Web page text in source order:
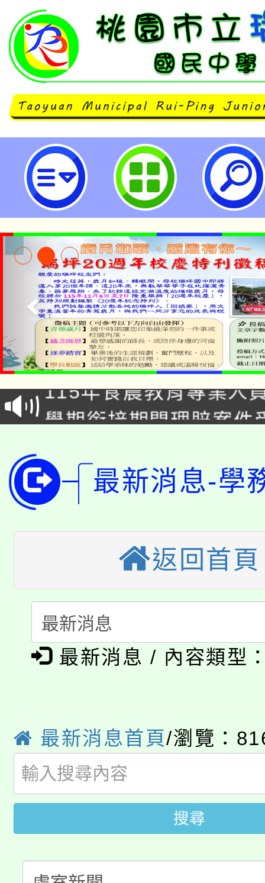
教育部函轉行政院環境保護署製作
知多少」影片-桃園市立瑞坪國民中
淨零綠生活教案入校路
會
115年食農教育專業人
程
學期銜接期間理賠案件
版
公告本校115學年度第
代理(課)教師甄選結果(
「2026金融保險知識
車」活動
桃園市115學年度學生
生本土語及新住民語歌
公告本校115學年度第
代理(課)教師甄選結果(
公告本校115學年度第
代理(課)教師甄選結果(
轉知中國文化大學推廣
《TA101》溝通分析基
系所師生報名參加。
淨零綠生活教案入校路
學籍身 分審查程序及
版
淨零綠領人才培育課程
公告本校115學年度第
代理(課)教師甄選結果(
「2026金融保險知識
車」活動
桃園市115學年度學生
生本土語及新住民語歌
公告本校115學年度第
最新消息-學
返回首頁
最新消息 / 內容類型
最新消息首頁/瀏覽：
搜尋